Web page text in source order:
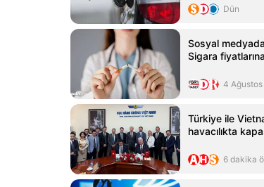
Dün
Sosyal
Sigara
4 Ağustos
Türkiye ile
havacılıkta
6 dakika